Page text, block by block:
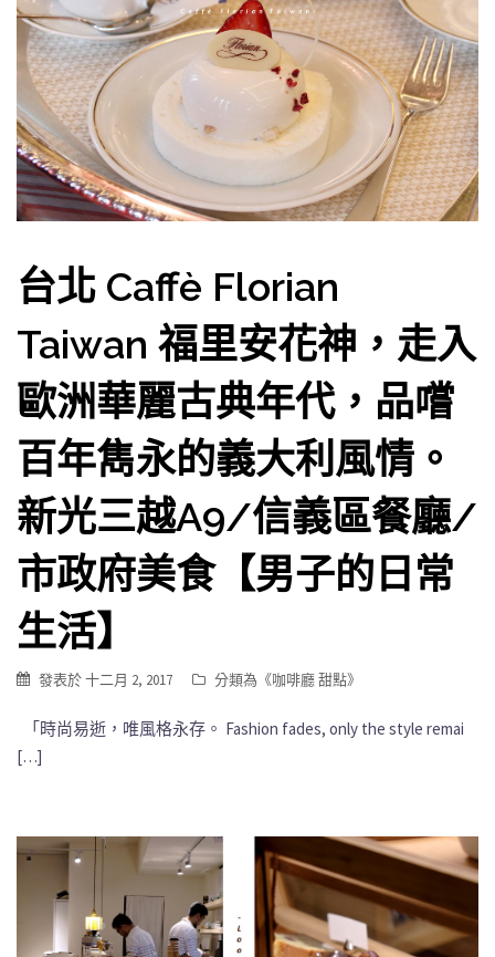
台北 Caffè Florian
Taiwan 福里安花神，走入
歐洲華麗古典年代，品嚐
百年雋永的義大利風情。
新光三越A9/信義區餐廳/
市政府美食【男子的日常
生活】
發表於十二月 2, 2017 分類為《咖啡廳 甜點》
「時尚易逝，唯風格永存。 Fashion fades, only the style remai
[…]